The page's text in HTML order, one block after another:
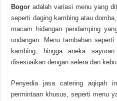
Bogor adalah variasi menu yang
seperti daging kambing atau
macam hidangan pendamping
undangan. Menu tambahan
kambing, hingga aneka
disesuaikan dengan selera dan
Penyedia jasa catering aqiqah
permintaan khusus, seperti menu